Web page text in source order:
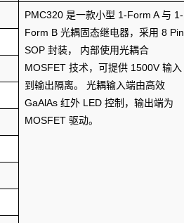
PMC320 是一款小型 1-Form A 与 1-
Form B 光耦固态继电器，采用 8 Pin
SOP 封装， 内部使用光耦合
MOSFET 技术，可提供 1500V 输入
到输出隔离。 光耦输入端由高效
GaAlAs 红外 LED 控制，输出端为
MOSFET 驱动。